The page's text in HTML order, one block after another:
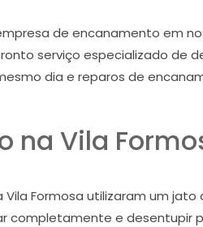
de encanamento em
serviço especializado de
dia e reparos de
na Vila
Formosa utilizaram um
completamente e desentupir